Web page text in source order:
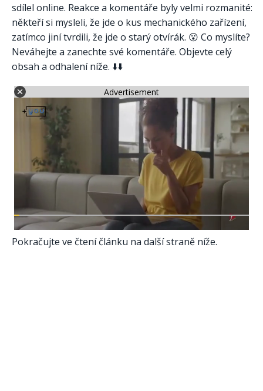
sdílel online. Reakce a komentáře byly velmi rozmanité:
někteří si mysleli, že jde o kus mechanického zařízení,
zatímco jiní tvrdili, že jde o starý otvírák. 😮 Co myslíte?
Neváhejte a zanechte své komentáře. Objevte celý
obsah a odhalení níže. ⬇️⬇️
Advertisement
Pokračujte ve čtení článku na další straně níže.